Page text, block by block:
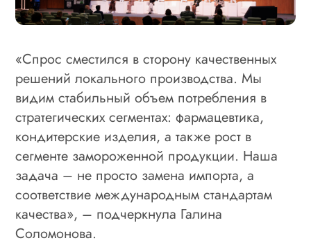
«Спрос сместился в сторону качественных
решений локального производства. Мы
видим стабильный объем потребления в
стратегических сегментах: фармацевтика,
кондитерские изделия, а также рост в
сегменте замороженной продукции. Наша
задача – не просто замена импорта, а
соответствие международным стандартам
качества», – подчеркнула Галина
Соломонова.